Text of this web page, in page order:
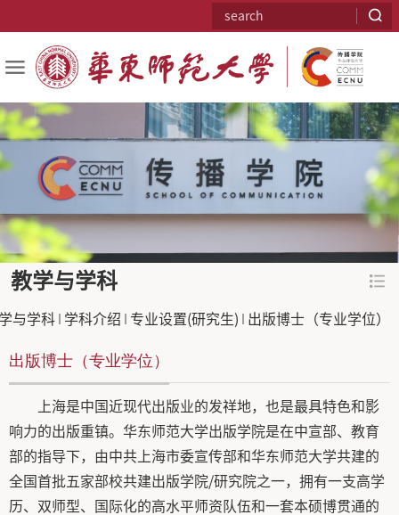
教学与学科
与学科 学科介绍 专业设置(研究生) 出版博士（专业学位）
出版博士（专业学位）
上海是中国近现代出版业的发祥地，也是最具特色和影
响力的出版重镇。华东师范大学出版学院是在中宣部、教育
部的指导下，由中共上海市委宣传部和华东师范大学共建的
全国首批五家部校共建出版学院/研究院之一，拥有一支高学
历、双师型、国际化的高水平师资队伍和一套本硕博贯通的